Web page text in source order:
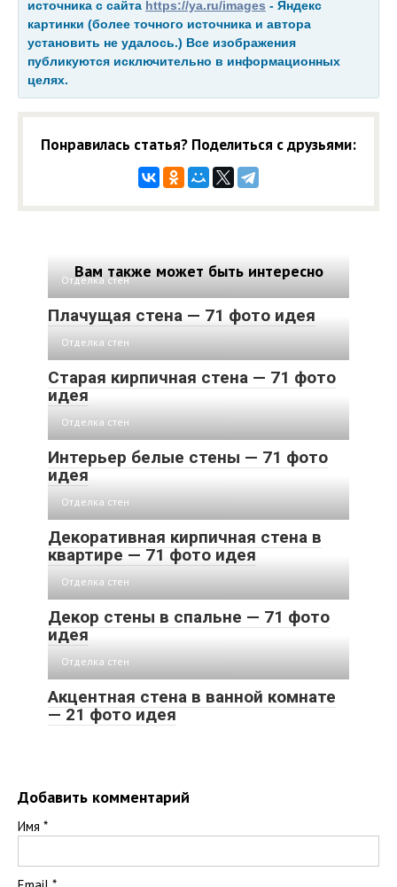
источника с сайта https://ya.ru/images - Яндекс
картинки (более точного источника и автора
установить не удалось.) Все изображения
публикуются исключительно в информационных
целях.
Понравилась статья? Поделиться с друзьями:
Вам также может быть интересно
Отделка стен
Плачущая стена — 71 фото идея
Отделка стен
Старая кирпичная стена — 71 фото
идея
Отделка стен
Интерьер белые стены — 71 фото
идея
Отделка стен
Декоративная кирпичная стена в
квартире — 71 фото идея
Отделка стен
Декор стены в спальне — 71 фото
идея
Отделка стен
Акцентная стена в ванной комнате
— 21 фото идея
Добавить комментарий
Имя *